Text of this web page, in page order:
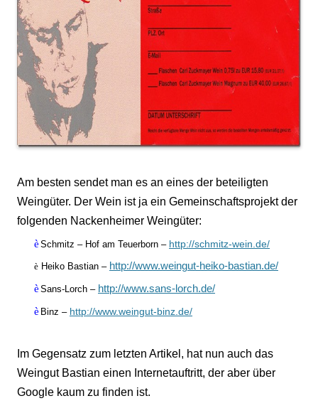
Am besten sendet man es an eines der beteiligten
Weingüter. Der Wein ist ja ein Gemeinschaftsprojekt der
folgenden Nackenheimer Weingüter:
è Schmitz – Hof am Teuerborn – http://schmitz-wein.de/
è Heiko Bastian – http://www.weingut-heiko-bastian.de/
è Sans-Lorch – http://www.sans-lorch.de/
è Binz – http://www.weingut-binz.de/
Im Gegensatz zum letzten Artikel, hat nun auch das
Weingut Bastian einen Internetauftritt, der aber über
Google kaum zu finden ist.